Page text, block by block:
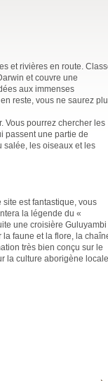
et rivières en route.
et couvre une
aux immenses
reste, vous ne saurez
Vous pourrez chercher les
passent une partie de
salée, les oiseaux et les
est fantastique, vous
la légende du «
une croisière Guluyambi
faune et la flore, la
très bien conçu sur le
la culture aborigène